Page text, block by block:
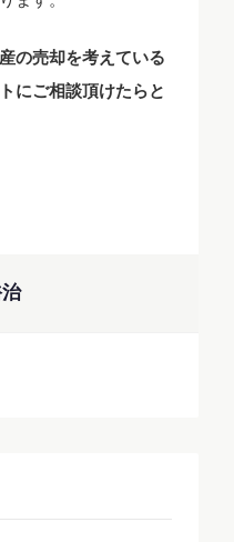
の売却を考えている
にご相談頂けたらと